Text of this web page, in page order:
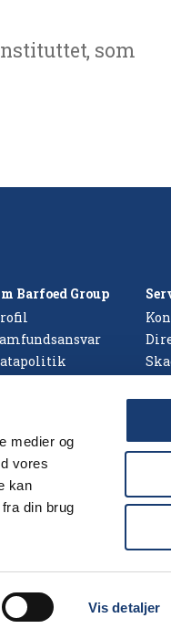
medier og
vores
kan
din brug
Vis detaljer
som
Barfoed Group